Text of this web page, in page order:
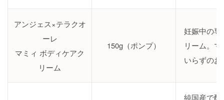
アンジェス×テラクオ
ーレ
マミィ ボディケアク
リーム
150g（ポンプ）
妊娠中の専
リーム。
いらずの
純国産で配